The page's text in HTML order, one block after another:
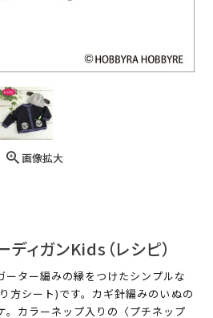
画像拡大
ィガンKids（レシピ）
ーター編みの縁をつけたシンプルな
方シート)です。カギ針編みのいぬの
。カラーネップ入りの〈プチネップ